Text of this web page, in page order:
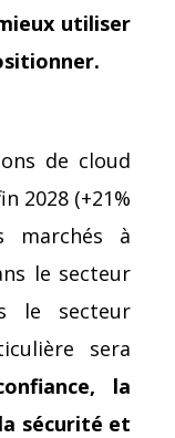
utiliser
de cloud
2028 (+21%
marchés à
le secteur
le secteur
sera
la
sécurité et